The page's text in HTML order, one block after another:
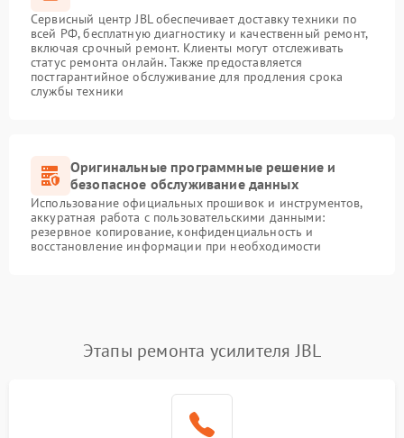
Сервисный центр JBL обеспечивает доставку техники по
всей РФ, бесплатную диагностику и качественный ремонт,
включая срочный ремонт. Клиенты могут отслеживать
статус ремонта онлайн. Также предоставляется
постгарантийное обслуживание для продления срока
службы техники
Оригинальные программные решение и
безопасное обслуживание данных
Использование официальных прошивок и инструментов,
аккуратная работа с пользовательскими данными:
резервное копирование, конфиденциальность и
восстановление информации при необходимости
Этапы ремонта усилителя JBL